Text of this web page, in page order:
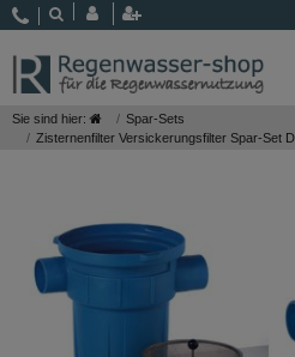
Sie sind hier:
Spar-Sets
Zisternenfilter Versickerungsfilter Spar-Set